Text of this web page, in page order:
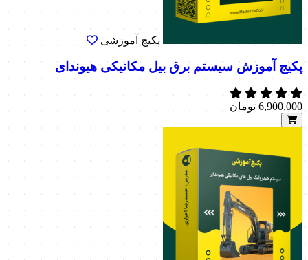
پکیج آموزشی
پکیج آموزش سیستم برق بیل مکانیکی هیوندای
6,900,000 تومان